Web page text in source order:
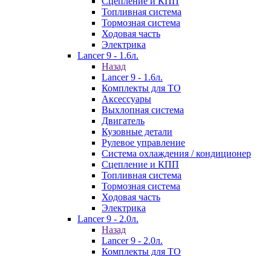
Топливная система
Тормозная система
Ходовая часть
Электрика
Lancer 9 - 1.6л.
Назад
Lancer 9 - 1.6л.
Комплекты для ТО
Аксессуары
Выхлопная система
Двигатель
Кузовные детали
Рулевое управление
Система охлаждения / кондиционер
Сцепление и КПП
Топливная система
Тормозная система
Ходовая часть
Электрика
Lancer 9 - 2.0л.
Назад
Lancer 9 - 2.0л.
Комплекты для ТО